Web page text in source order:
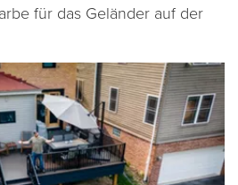
für das Geländer auf der